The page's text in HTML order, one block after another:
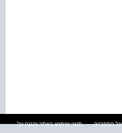
על הספרייה
תנאי שימוש באתר והגנה על